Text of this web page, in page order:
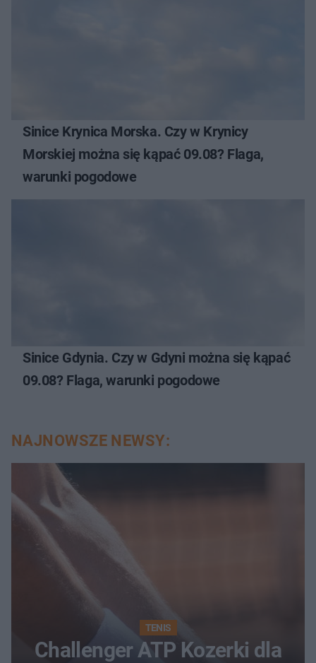
Sinice Krynica Morska. Czy w Krynicy
Morskiej można się kąpać 09.08? Flaga,
warunki pogodowe
Sinice Gdynia. Czy w Gdyni można się kąpać
09.08? Flaga, warunki pogodowe
NAJNOWSZE NEWSY:
TENIS
Challenger ATP Kozerki dla